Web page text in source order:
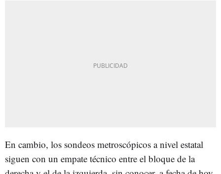
En cambio, los sondeos metroscópicos a nivel estatal
siguen con un empate técnico entre el bloque de la